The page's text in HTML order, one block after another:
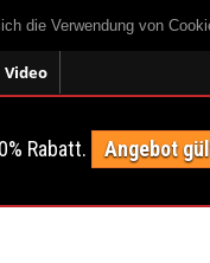
die Verwendung von
Video
Rabatt. Angebot